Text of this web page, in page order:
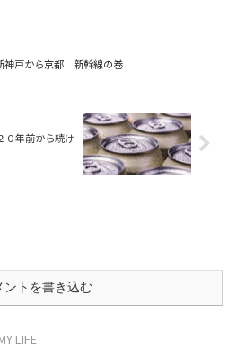
神戸から京都 新幹線の巻
０年前から続け
ントを書き込む
LIFE